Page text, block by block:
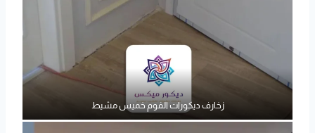
زخارف ديكورات الفوم خميس مشيط